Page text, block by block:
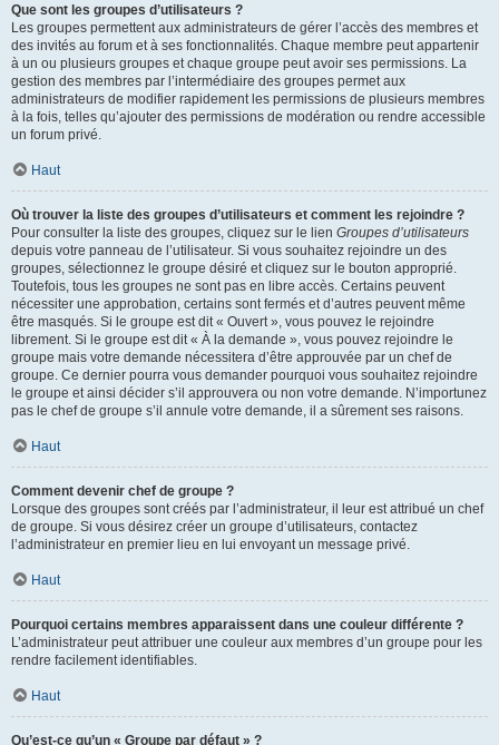
Que sont les groupes d’utilisateurs ?
Les groupes permettent aux administrateurs de gérer l’accès des membres et
des invités au forum et à ses fonctionnalités. Chaque membre peut appartenir
à un ou plusieurs groupes et chaque groupe peut avoir ses permissions. La
gestion des membres par l’intermédiaire des groupes permet aux
administrateurs de modifier rapidement les permissions de plusieurs membres
à la fois, telles qu’ajouter des permissions de modération ou rendre accessible
un forum privé.
Haut
Où trouver la liste des groupes d’utilisateurs et comment les rejoindre ?
Pour consulter la liste des groupes, cliquez sur le lien Groupes d’utilisateurs
depuis votre panneau de l’utilisateur. Si vous souhaitez rejoindre un des
groupes, sélectionnez le groupe désiré et cliquez sur le bouton approprié.
Toutefois, tous les groupes ne sont pas en libre accès. Certains peuvent
nécessiter une approbation, certains sont fermés et d’autres peuvent même
être masqués. Si le groupe est dit « Ouvert », vous pouvez le rejoindre
librement. Si le groupe est dit « À la demande », vous pouvez rejoindre le
groupe mais votre demande nécessitera d’être approuvée par un chef de
groupe. Ce dernier pourra vous demander pourquoi vous souhaitez rejoindre
le groupe et ainsi décider s’il approuvera ou non votre demande. N’importunez
pas le chef de groupe s’il annule votre demande, il a sûrement ses raisons.
Haut
Comment devenir chef de groupe ?
Lorsque des groupes sont créés par l’administrateur, il leur est attribué un chef
de groupe. Si vous désirez créer un groupe d’utilisateurs, contactez
l’administrateur en premier lieu en lui envoyant un message privé.
Haut
Pourquoi certains membres apparaissent dans une couleur différente ?
L’administrateur peut attribuer une couleur aux membres d’un groupe pour les
rendre facilement identifiables.
Haut
Qu’est-ce qu’un « Groupe par défaut » ?